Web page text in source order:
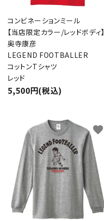
コンビネーションミール
【当店限定カラー/レッドボディ】
奥寺康彦
LEGEND FOOTBALLER
コットンTシャツ
レッド
5,500円(税込)
favorite